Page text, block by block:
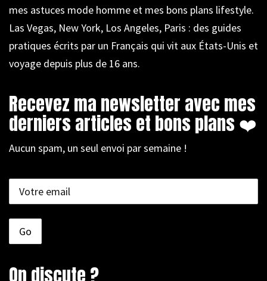
mes astuces mode homme et mes bons plans lifestyle.
Las Vegas, New York, Los Angeles, Paris : des guides
pratiques écrits par un Français qui vit aux États-Unis et
voyage depuis plus de 16 ans.
Recevez ma newsletter avec mes
derniers articles et bons plans ❤️
Aucun spam, un seul envoi par semaine !
On discute ?